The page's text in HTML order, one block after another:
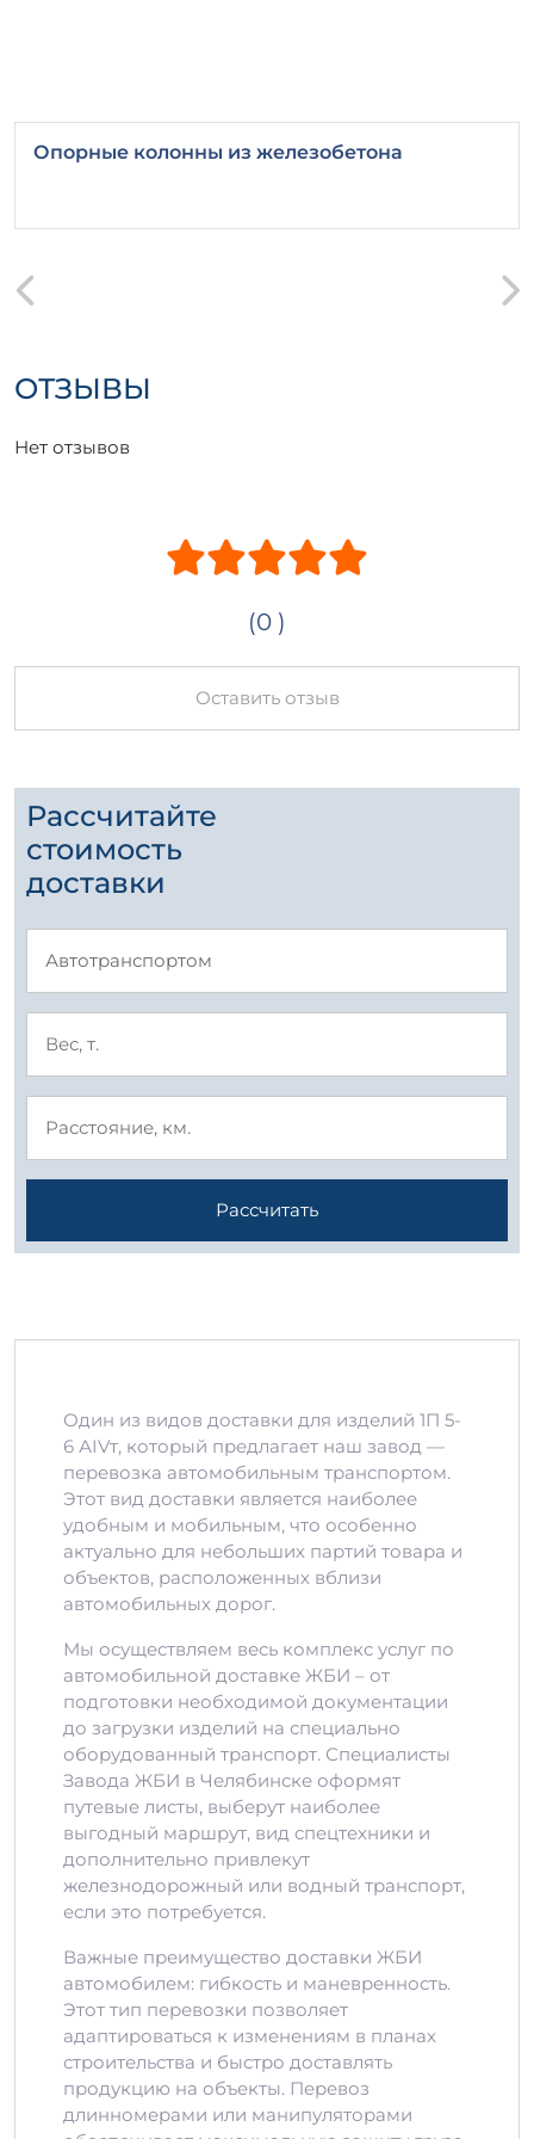
Опорные колонны из железобетона
ОТЗЫВЫ
Нет отзывов
(0 )
Оставить отзыв
Рассчитайте
стоимость
доставки
Рассчитать
Один из видов доставки для изделий 1П 5-
6 АIVт, который предлагает наш завод —
перевозка автомобильным транспортом.
Этот вид доставки является наиболее
удобным и мобильным, что особенно
актуально для небольших партий товара и
объектов, расположенных вблизи
автомобильных дорог.
Мы осуществляем весь комплекс услуг по
автомобильной доставке ЖБИ – от
подготовки необходимой документации
до загрузки изделий на специально
оборудованный транспорт. Специалисты
Завода ЖБИ в Челябинске оформят
путевые листы, выберут наиболее
выгодный маршрут, вид спецтехники и
дополнительно привлекут
железнодорожный или водный транспорт,
если это потребуется.
Важные преимущество доставки ЖБИ
автомобилем: гибкость и маневренность.
Этот тип перевозки позволяет
адаптироваться к изменениям в планах
строительства и быстро доставлять
продукцию на объекты. Перевоз
длинномерами или манипуляторами